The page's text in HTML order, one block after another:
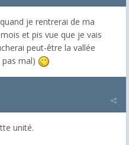
je rentrerai de ma
et pis vue que je vais
peut-être la vallée
mal)
unité.